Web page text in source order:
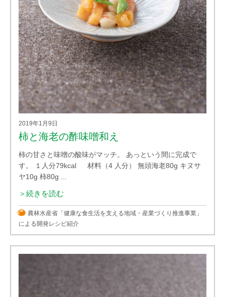
2019年1月9日
柿と海老の酢味噌和え
柿の甘さと味噌の酸味がマッチ。 あっという間に完成で
す。 １人分79kcal 材料（4 人分） 無頭海老80g キヌサ
ヤ10g 柿80g ...
＞続きを読む
農林水産省「健康な食生活を支える地域・産業づくり推進事業」
による開発レシピ紹介